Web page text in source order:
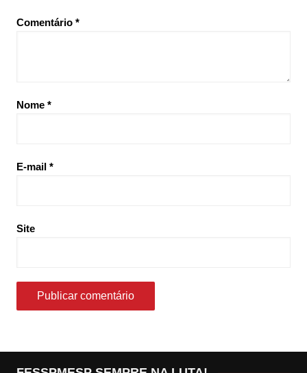
Comentário *
Nome *
E-mail *
Site